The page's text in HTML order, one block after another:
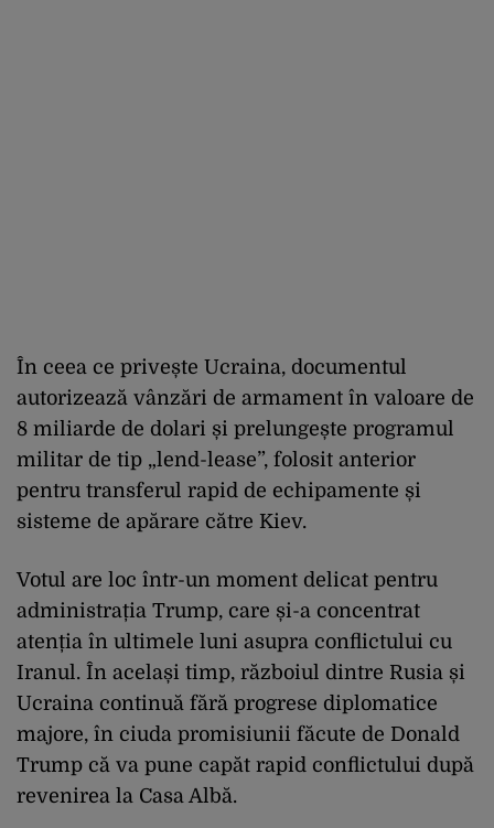
În ceea ce privește Ucraina, documentul
autorizează vânzări de armament în valoare de
8 miliarde de dolari și prelungește programul
militar de tip „lend-lease”, folosit anterior
pentru transferul rapid de echipamente și
sisteme de apărare către Kiev.
Votul are loc într-un moment delicat pentru
administrația Trump, care și-a concentrat
atenția în ultimele luni asupra conflictului cu
Iranul. În același timp, războiul dintre Rusia și
Ucraina continuă fără progrese diplomatice
majore, în ciuda promisiunii făcute de Donald
Trump că va pune capăt rapid conflictului după
revenirea la Casa Albă.